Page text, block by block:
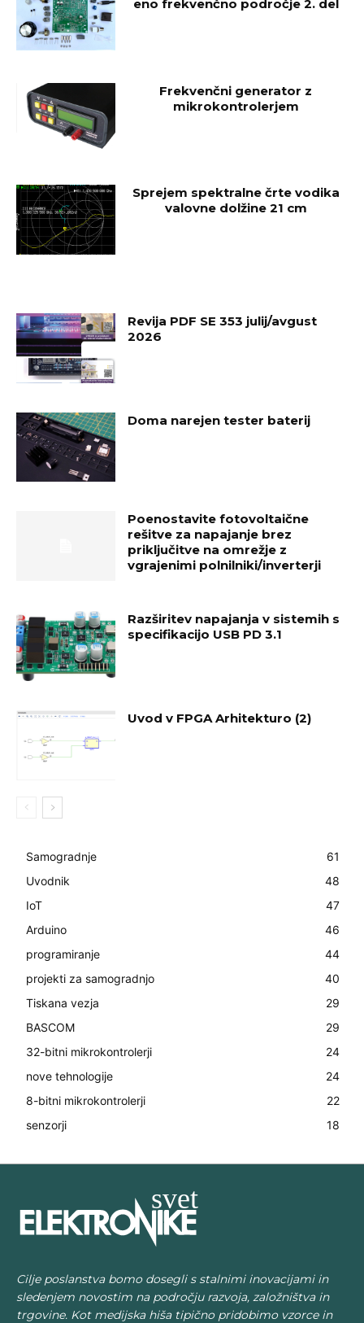
eno frekvenčno področje 2. del
Frekvenčni generator z
mikrokontrolerjem
Sprejem spektralne črte vodika
valovne dolžine 21 cm
Revija PDF SE 353 julij/avgust
2026
Doma narejen tester baterij
Poenostavite fotovoltaične
rešitve za napajanje brez
priključitve na omrežje z
vgrajenimi polnilniki/inverterji
Razširitev napajanja v sistemih s
specifikacijo USB PD 3.1
Uvod v FPGA Arhitekturo (2)
Samogradnje
61
Uvodnik
48
IoT
47
Arduino
46
programiranje
44
projekti za samogradnjo
40
Tiskana vezja
29
BASCOM
29
32-bitni mikrokontrolerji
24
nove tehnologije
24
8-bitni mikrokontrolerji
22
senzorji
18
Cilje poslanstva bomo dosegli s stalnimi inovacijami in
sledenjem novostim na področju razvoja, založništva in
trgovine. Kot medijska hiša tipično pridobimo vzorce in